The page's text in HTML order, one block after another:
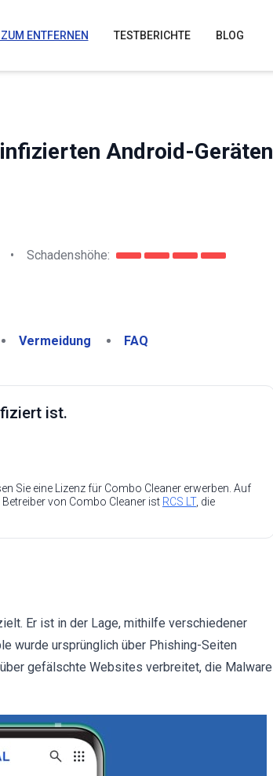
ENTFERNEN TESTBERICHTE BLOG
Android-Geräten
• Schadenshöhe:
Vermeidung FAQ
ist.
Sie eine Lizenz für Combo Cleaner erwerben. Auf
von Combo Cleaner ist RCS LT, die
Er ist in der Lage, mithilfe verschiedener
wurde ursprünglich über Phishing-Seiten
gefälschte Websites verbreitet, die Malware